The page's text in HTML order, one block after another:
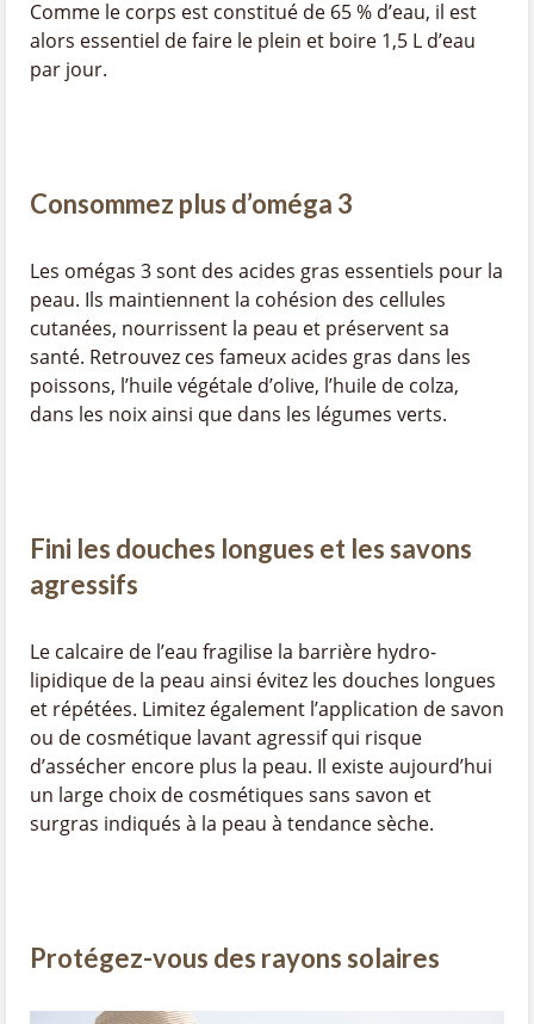
Comme le corps est constitué de 65 % d’eau, il est
alors essentiel de faire le plein et boire 1,5 L d’eau
par jour.
Consommez plus d’oméga 3
Les omégas 3 sont des acides gras essentiels pour la
peau. Ils maintiennent la cohésion des cellules
cutanées, nourrissent la peau et préservent sa
santé. Retrouvez ces fameux acides gras dans les
poissons, l’huile végétale d’olive, l’huile de colza,
dans les noix ainsi que dans les légumes verts.
Fini les douches longues et les savons
agressifs
Le calcaire de l’eau fragilise la barrière hydro-
lipidique de la peau ainsi évitez les douches longues
et répétées. Limitez également l’application de savon
ou de cosmétique lavant agressif qui risque
d’assécher encore plus la peau. Il existe aujourd’hui
un large choix de cosmétiques sans savon et
surgras indiqués à la peau à tendance sèche.
Protégez-vous des rayons solaires